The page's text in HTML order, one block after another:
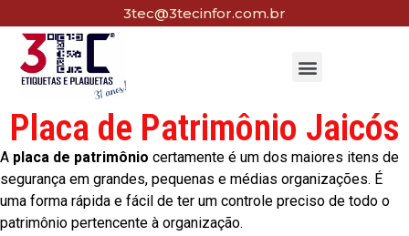
3tec@3tecinfor.com.br
Placa de Patrimônio Jaicós
A placa de patrimônio certamente é um dos maiores itens de
segurança em grandes, pequenas e médias organizações. É
uma forma rápida e fácil de ter um controle preciso de todo o
patrimônio pertencente à organização.